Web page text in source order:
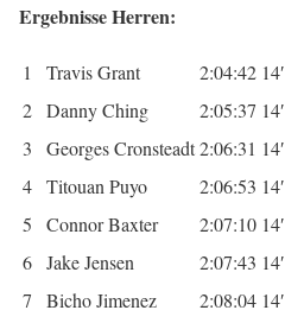
Ergebnisse Herren:
1 Travis Grant 2:04:42 14′
2 Danny Ching 2:05:37 14′
3
Georges Cronsteadt2:06:31 14′
4 Titouan Puyo 2:06:53 14′
5
Connor Baxter 2:07:10 14′
6 Jake Jensen 2:07:43 14′
7
Bicho Jimenez 2:08:04 14′